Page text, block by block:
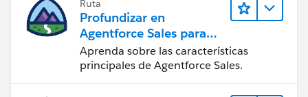
Ruta
Profundizar en
Agentforce Sales para
administradores
Aprenda sobre las características
principales de Agentforce Sales.